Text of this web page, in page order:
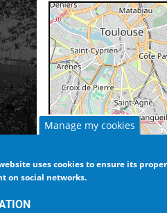
Manage my cookies
uses cookies to ensure its
on social networks.
coordonnés
coordonnés
coordonnés
coordonnés
coordonnés
coordonnés
coordonnés
coordonnés
coordonnés